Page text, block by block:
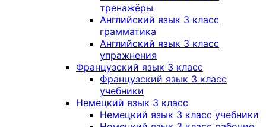
тренажёры
Английский язык 3 класс
грамматика
Английский язык 3 класс
упражнения
Французский язык 3 класс
Французский язык 3 класс
учебники
Немецкий язык 3 класс
Немецкий язык 3 класс учебники